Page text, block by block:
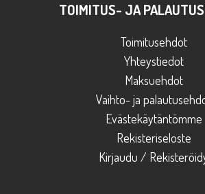
TOIMITUS- JA
Toimitusehdot
Yhteystiedot
Maksuehdot
Vaihto- ja
Evästekäytäntömme
Rekisteriseloste
Kirjaudu /